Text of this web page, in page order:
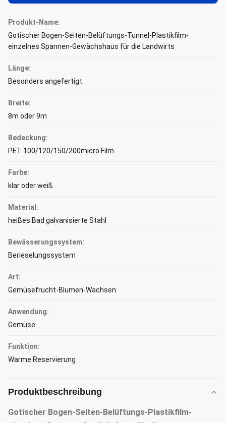
Produkt-Name:
Gotischer Bogen-Seiten-Belüftungs-Tunnel-Plastikfilm-
einzelnes Spannen-Gewächshaus für die Landwirts
Länge:
Besonders angefertigt
Breite:
8m oder 9m
Bedeckung:
PET 100/120/150/200micro Film
Farbe:
klar oder weiß
Material:
heißes Bad galvanisierte Stahl
Bewässerungssystem:
Berieselungssystem
Art:
Gemüsefrucht-Blumen-Wachsen
Anwendung:
Gemüse
Funktion:
Warme Reservierung
Produktbeschreibung
Gotischer Bogen-Seiten-Belüftungs-Plastikfilm-